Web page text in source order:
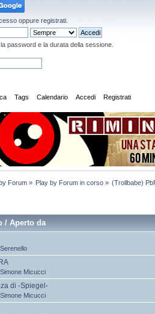
oppure registrati
password e la durata della sessione.
Tags Calendario Accedi Registrati
Forum» Play by Forum in corso» (Trollbabe)
/Aperto da
Serenello
Simone Micucci
di -Spiegel-
Simone Micucci